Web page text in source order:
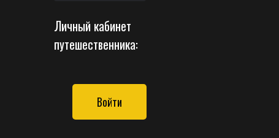
Личный кабинет
путешественника:
Войти